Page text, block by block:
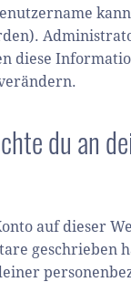
diese
du an
auf dieser
geschrieben